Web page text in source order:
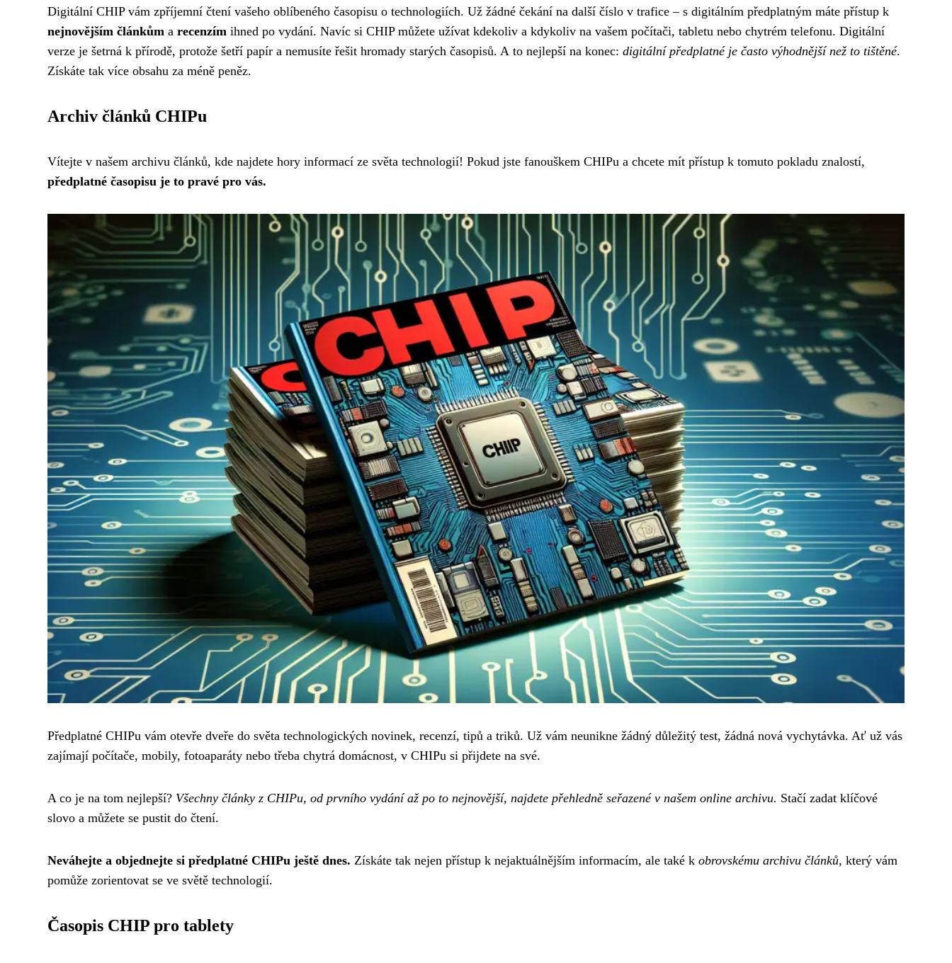
Digitální CHIP vám zpříjemní čtení vašeho oblíbeného časopisu o technologiích. Už žádné čekání na další číslo v trafice – s digitálním předplatným máte přístup k
nejnovějším článkům a recenzím ihned po vydání. Navíc si CHIP můžete užívat kdekoliv a kdykoliv na vašem počítači, tabletu nebo chytrém telefonu. Digitální
verze je šetrná k přírodě, protože šetří papír a nemusíte řešit hromady starých časopisů. A to nejlepší na konec: digitální předplatné je často výhodnější než to tištěné.
Získáte tak více obsahu za méně peněz.
Archiv článků CHIPu
Vítejte v našem archivu článků, kde najdete hory informací ze světa technologií! Pokud jste fanouškem CHIPu a chcete mít přístup k tomuto pokladu znalostí,
předplatné časopisu je to pravé pro vás.
Předplatné CHIPu vám otevře dveře do světa technologických novinek, recenzí, tipů a triků. Už vám neunikne žádný důležitý test, žádná nová vychytávka. Ať už vás
zajímají počítače, mobily, fotoaparáty nebo třeba chytrá domácnost, v CHIPu si přijdete na své.
A co je na tom nejlepší? Všechny články z CHIPu, od prvního vydání až po to nejnovější, najdete přehledně seřazené v našem online archivu. Stačí zadat klíčové
slovo a můžete se pustit do čtení.
Neváhejte a objednejte si předplatné CHIPu ještě dnes. Získáte tak nejen přístup k nejaktuálnějším informacím, ale také k obrovskému archivu článků, který vám
pomůže zorientovat se ve světě technologií.
Časopis CHIP pro tablety